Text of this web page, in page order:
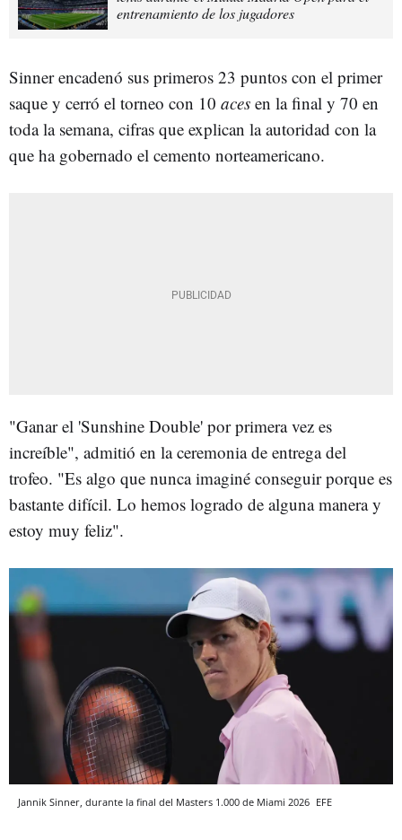
entrenamiento de los jugadores
Sinner encadenó sus primeros 23 puntos con el primer
saque y cerró el torneo con 10 aces en la final y 70 en
toda la semana, cifras que explican la autoridad con la
que ha gobernado el cemento norteamericano.
"Ganar el 'Sunshine Double' por primera vez es
increíble", admitió en la ceremonia de entrega del
trofeo. "Es algo que nunca imaginé conseguir porque es
bastante difícil. Lo hemos logrado de alguna manera y
estoy muy feliz".
Jannik Sinner, durante la final del Masters 1.000 de Miami 2026 EFE